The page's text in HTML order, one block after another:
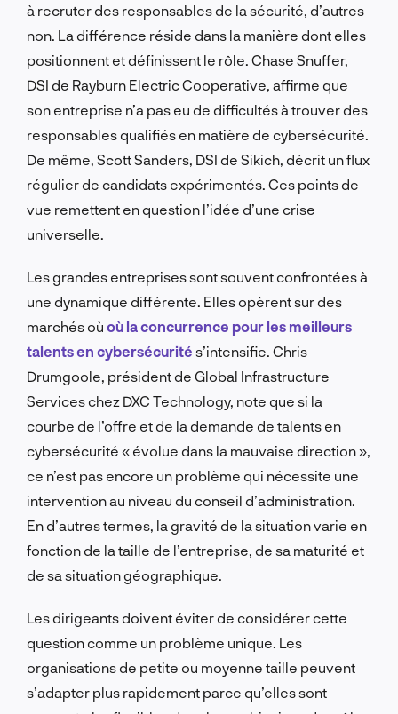
à recruter des responsables de la sécurité, d’autres
non. La différence réside dans la manière dont elles
positionnent et définissent le rôle. Chase Snuffer,
DSI de Rayburn Electric Cooperative, affirme que
son entreprise n’a pas eu de difficultés à trouver des
responsables qualifiés en matière de cybersécurité.
De même, Scott Sanders, DSI de Sikich, décrit un flux
régulier de candidats expérimentés. Ces points de
vue remettent en question l’idée d’une crise
universelle.
Les grandes entreprises sont souvent confrontées à
une dynamique différente. Elles opèrent sur des
marchés où où la concurrence pour les meilleurs
talents en cybersécurité s’intensifie. Chris
Drumgoole, président de Global Infrastructure
Services chez DXC Technology, note que si la
courbe de l’offre et de la demande de talents en
cybersécurité « évolue dans la mauvaise direction »,
ce n’est pas encore un problème qui nécessite une
intervention au niveau du conseil d’administration.
En d’autres termes, la gravité de la situation varie en
fonction de la taille de l’entreprise, de sa maturité et
de sa situation géographique.
Les dirigeants doivent éviter de considérer cette
question comme un problème unique. Les
organisations de petite ou moyenne taille peuvent
s’adapter plus rapidement parce qu’elles sont